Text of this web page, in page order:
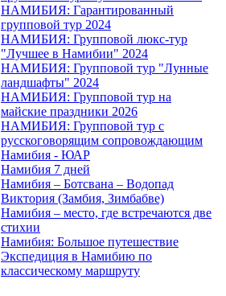
НАМИБИЯ: Гарантированный
групповой тур 2024
НАМИБИЯ: Групповой люкс-тур
"Лучшее в Намибии" 2024
НАМИБИЯ: Групповой тур "Лунные
ландшафты" 2024
НАМИБИЯ: Групповой тур на
майские праздники 2026
НАМИБИЯ: Групповой тур с
русскоговорящим сопровождающим
Намибия - ЮАР
Намибия 7 дней
Намибия – Ботсвана – Водопад
Виктория (Замбия, Зимбабве)
Намибия – место, где встречаются две
стихии
Намибия: Большое путешествие
Экспедиция в Намибию по
классическому маршруту